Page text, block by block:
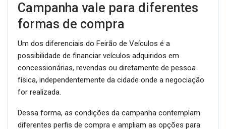
Campanha vale para diferentes
formas de compra
Um dos diferenciais do Feirão de Veículos é a
possibilidade de financiar veículos adquiridos em
concessionárias, revendas ou diretamente de pessoa
física, independentemente da cidade onde a negociação
for realizada.
Dessa forma, as condições da campanha contemplam
diferentes perfis de compra e ampliam as opções para